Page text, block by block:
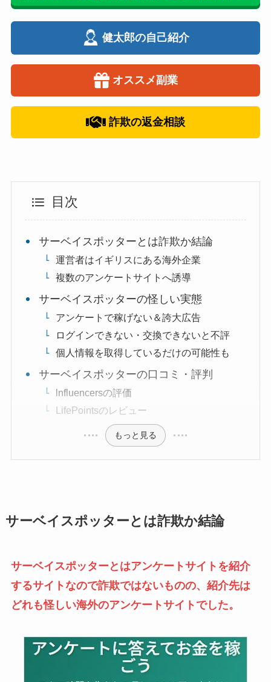
健太郎の自己紹介
オススメ副業
詐欺の返金相談
目次
サーベイスポッターとは詐欺か結論
運営者はイギリスにある海外企業
複数のアンケートサイトへ誘導
サーベイスポッターの怪しい実態
アンケートで稼げない＆誇大広告
ログインできない・交換できないと不評
個人情報を取得しているだけの可能性も
サーベイスポッターの口コミ・評判
lnfluencersの評価
LifePointsのレビュー
もっと見る
サーベイスポッターとは詐欺か結論
サーベイスポッターとはアンケートサイトを紹介
するサイトなので詐欺ではないものの、紹介先は
どれも怪しい海外のアンケートサイトでした。